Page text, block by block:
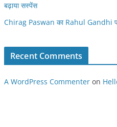
बढ़ाया सस्पेंस
Chirag Paswan का Rahul Gandhi
Recent Comments
A WordPress Commenter on